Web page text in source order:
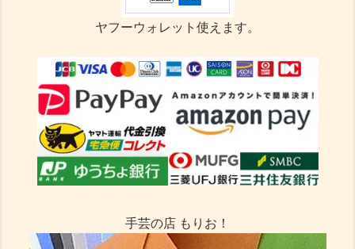
ヤフーウォレット使えます。
手芸の店 もりお！